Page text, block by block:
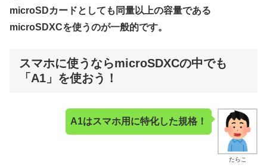
microSDカードとしても同量以上の容量である
microSDXCを使うのが一般的です。
スマホに使うならmicroSDXCの中でも
「A1」を使おう！
たらこ
A1はスマホ用に特化した規格！